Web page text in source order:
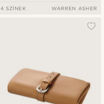
4 SZÍNEK WARREN ASHER